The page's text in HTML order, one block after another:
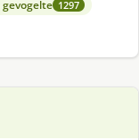
gevogelte 1297